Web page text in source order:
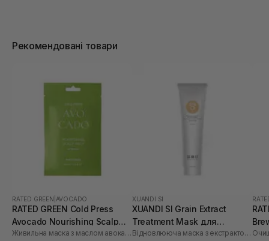
Рекомендовані товари
RATED GREEN AVOCADO
RATED GREEN Cold Press
Avocado Nourishing Scalp
Pack 50 мл
Живильна маска з маслом авокадо
XUANDI SI
XUANDI SI Grain Extract
Treatment Mask для
пошкодженого волосся 300
Відновлююча маска з екстрактом зерна